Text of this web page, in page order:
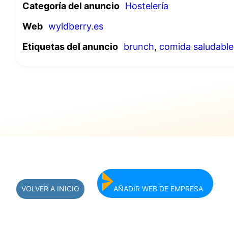
Categoría del anuncio Hostelería
Web wyldberry.es
Etiquetas del anuncio brunch, comida saludable
VOLVER A INICIO AÑADIR WEB DE EMPRESA